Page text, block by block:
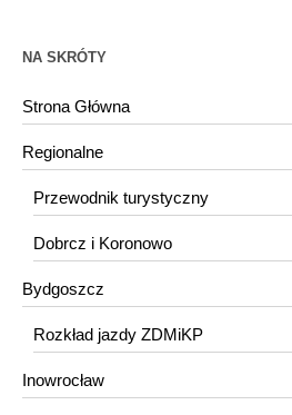
NA SKRÓTY
Strona Główna
Regionalne
Przewodnik turystyczny
Dobrcz i Koronowo
Bydgoszcz
Rozkład jazdy ZDMiKP
Inowrocław